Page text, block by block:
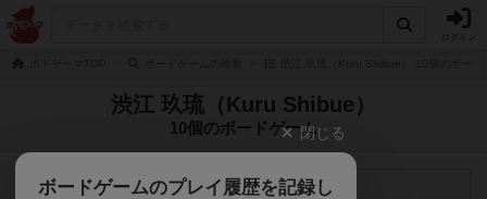
渋江 玖琉（Kuru Shibue）
10個のボードゲーム
検索メニュー
閉じる
ボードゲームのプレイ履歴を記録し